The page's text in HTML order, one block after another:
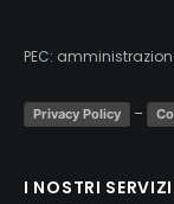
PEC:
Privacy Policy –
I NOSTRI SERVIZI